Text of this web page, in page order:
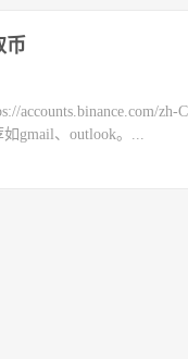
币
gmail、outlook。...